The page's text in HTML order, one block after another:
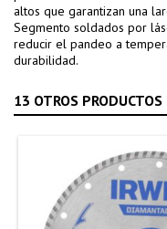
altos que garantizan una
Segmento soldados por
reducir el pandeo a
durabilidad.
13 OTROS